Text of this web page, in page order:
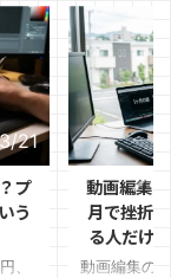
21
プ
う
、
動画編集
月で挫折
る人だけ
動画編集の